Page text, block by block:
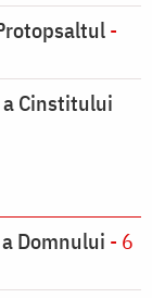
-
a Cinstitului
Domnului - 6